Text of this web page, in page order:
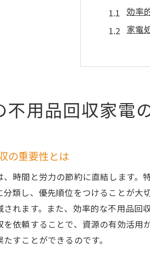
効率
家電
専
茨城
最適
環境に優
持続
不用
地元
環境
不用品回収家電
の重要性とは
時間と労力の節約に直結します。
分類し、優先順位をつけることが
れます。また、効率的な不用品
を依頼することで、資源の有効活
すことができるのです。